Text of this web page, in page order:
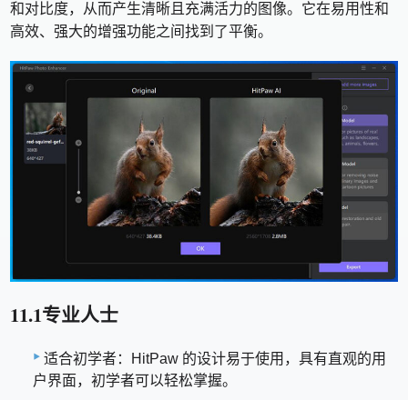
和对比度，从而产生清晰且充满活力的图像。它在易用性和
高效、强大的增强功能之间找到了平衡。
11.1专业人士
适合初学者：HitPaw 的设计易于使用，具有直观的用
户界面，初学者可以轻松掌握。